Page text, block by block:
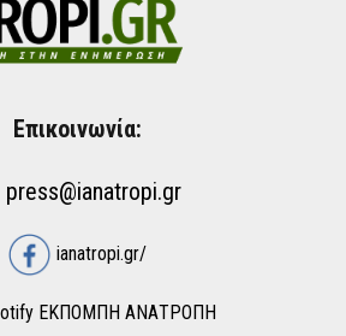
Επικοινωνία:
press@ianatropi.gr
ianatropi.gr/
ΕΚΠΟΜΠΗ ΑΝΑΤΡΟΠΗ